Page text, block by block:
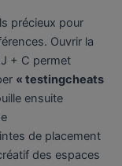
précieux pour
Ouvrir la
+ C permet
« testingcheats
ensuite
de placement
des espaces